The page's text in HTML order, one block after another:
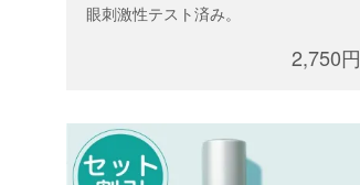
眼刺激性テスト済み。
2,750円